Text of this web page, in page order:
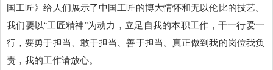
国工匠》给人们展示了中国工匠的博大情怀和无以伦比的技艺。
我们要以“工匠精神”为动力，立足自我的本职工作，干一行爱一
行，要勇于担当、敢于担当、善于担当。真正做到我的岗位我负
责，我的工作请放心。